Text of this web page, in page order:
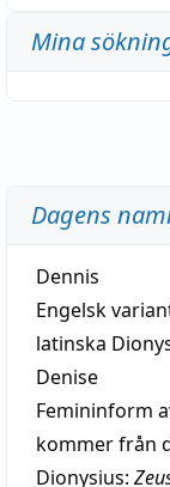
Mina
Dagens
Dennis
Engelsk
latinska
Denise
Femininform
kommer från
Dionysius: